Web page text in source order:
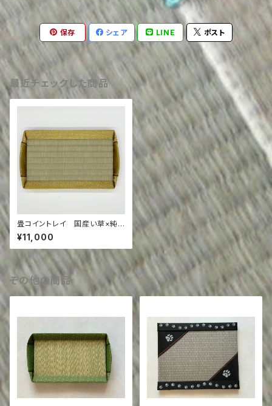
保存 シェア LINE ポスト
最近チェックした商品
畳コイントレイ 国産い草×純
金縁
¥11,000
その他の商品